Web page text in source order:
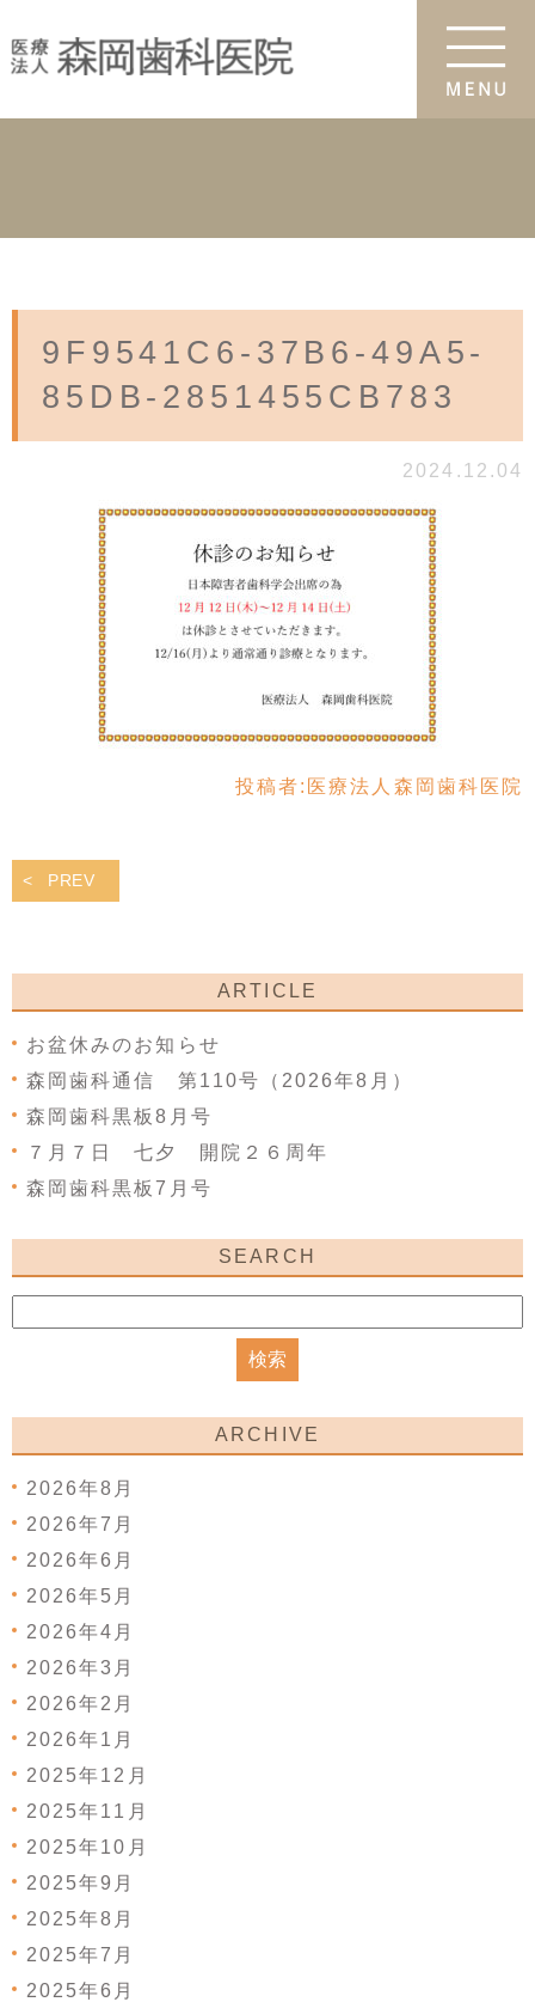
9F9541C6-37B6-49A5-
85DB-2851455CB783
2024.12.04
投稿者: 医療法人森岡歯科医院
PREV
ARTICLE
お盆休みのお知らせ
森岡歯科通信 第110号（2026年8月）
森岡歯科黒板8月号
７月７日 七夕 開院２６周年
森岡歯科黒板7月号
SEARCH
ARCHIVE
2026年8月
2026年7月
2026年6月
2026年5月
2026年4月
2026年3月
2026年2月
2026年1月
2025年12月
2025年11月
2025年10月
2025年9月
2025年8月
2025年7月
2025年6月